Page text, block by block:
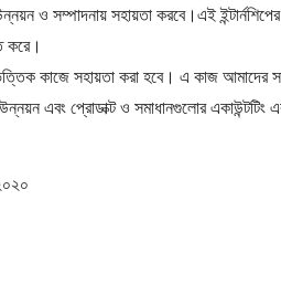
ও সম্পাদনায় সহায়তা করবে।এই
করে।
কাজে সহায়তা করা হবে। এ কাজ আমাদের
উন্নয়ন এবং প্রোডাক্ট ও সমাধানগুলোর